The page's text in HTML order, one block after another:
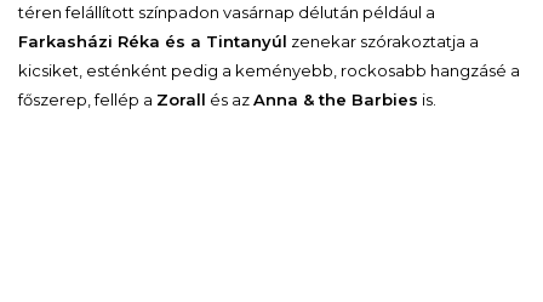
téren felállított színpadon vasárnap délután például a
Farkasházi Réka és a Tintanyúl zenekar szórakoztatja a
kicsiket, esténként pedig a keményebb, rockosabb hangzásé a
főszerep, fellép a Zorall és azAnna & the Barbies is.